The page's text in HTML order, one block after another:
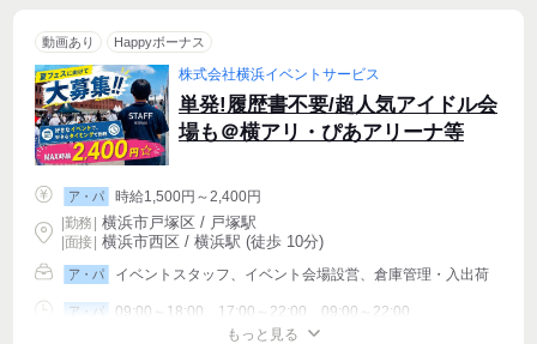
動画あり Happyボーナス
株式会社横浜イベントサービス
単発!履歴書不要/超人気アイドル会
場も＠横アリ・ぴあアリーナ等
ア・パ
時給1,500円～2,400円
|勤務 横浜市戸塚区 / 戸塚駅
| 面接 | 横浜市西区 / 横浜駅 (徒歩 10分)
ア・パ イベントスタッフ、イベント会場設営、倉庫管理・入出荷
ア・パ 09:00～18:00、17:00～22:00、09:00～22:00
もっと見る